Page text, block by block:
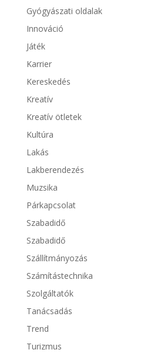
Gyógyászati oldalak
Innováció
Játék
Karrier
Kereskedés
Kreatív
Kreatív ötletek
Kultúra
Lakás
Lakberendezés
Muzsika
Párkapcsolat
Szabadidő
Szabadidő
Szállítmányozás
Számítástechnika
Szolgáltatók
Tanácsadás
Trend
Turizmus